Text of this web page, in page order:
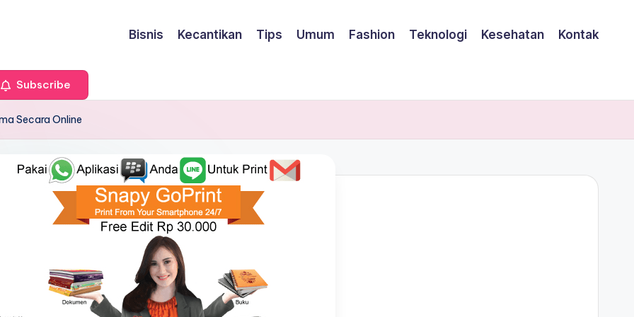
Bisnis Kecantikan Tips Umum Fashion Teknologi Kesehatan Kontak
Subscribe
Secara Online